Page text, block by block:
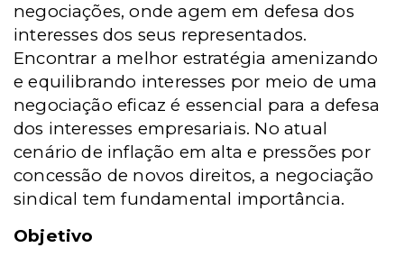
negociações, onde agem em defesa dos
interesses dos seus representados.
Encontrar a melhor estratégia amenizando
e equilibrando interesses por meio de uma
negociação eficaz é essencial para a defesa
dos interesses empresariais. No atual
cenário de inflação em alta e pressões por
concessão de novos direitos, a negociação
sindical tem fundamental importância.
Objetivo